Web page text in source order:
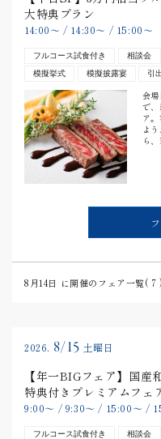
大特典プラン
14:00〜 / 14:30〜 / 15:00〜
フルコース試食付き 相談会
模擬挙式
模擬披露宴 引
会
で
ア
よ
ら
8月14日 に開催のフェア一覧(7 )
2026. 8/15 土曜日
【年一BIGフェア】国
特典付きプレミアムフェ
9:00〜 / 9:30〜 / 15:00〜 /
フルコース試食付き 相談会